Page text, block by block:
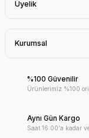
Üyelik
Kurumsal
%100 Güvenilir
Ürünlerimiz %100
Aynı Gün Kargo
Saat 16:00'a kadar